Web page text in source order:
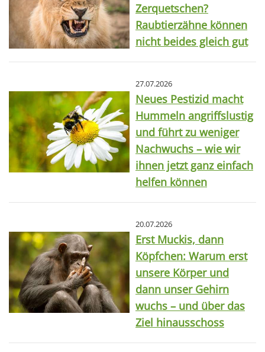
Zerquetschen?
Raubtierzähne können
nicht beides gleich gut
27.07.2026
Neues Pestizid macht
Hummeln angriffslustig
und führt zu weniger
Nachwuchs – wie wir
ihnen jetzt ganz einfach
helfen können
20.07.2026
Erst Muckis, dann
Köpfchen: Warum erst
unsere Körper und
dann unser Gehirn
wuchs – und über das
Ziel hinausschoss